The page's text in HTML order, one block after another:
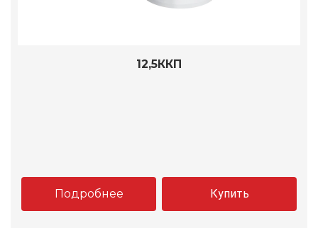
12,5ККП
Подробнее Купить